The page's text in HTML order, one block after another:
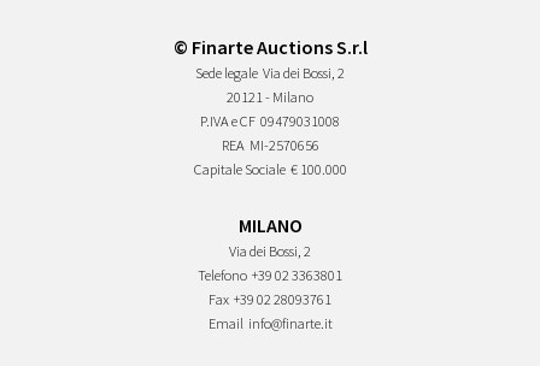
© Finarte Auctions S.r.l
Sede legale Via dei Bossi, 2
20121 - Milano
P.IVA e CF 09479031008
REA MI-2570656
Capitale Sociale € 100.000
MILANO
Via dei Bossi, 2
Telefono +39 02 3363801
Fax +39 02 28093761
Email info@finarte.it